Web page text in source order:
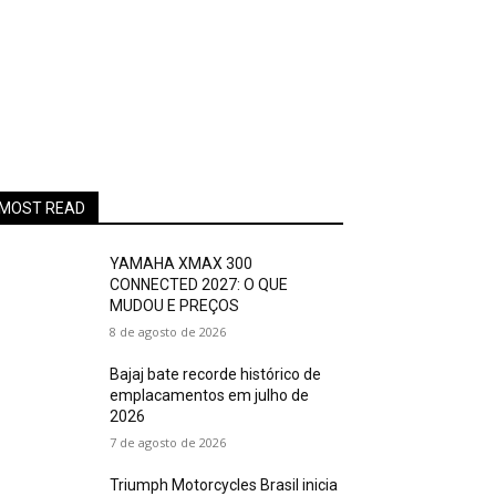
MOST READ
YAMAHA XMAX 300
CONNECTED 2027: O QUE
MUDOU E PREÇOS
8 de agosto de 2026
Bajaj bate recorde histórico de
emplacamentos em julho de
2026
7 de agosto de 2026
Triumph Motorcycles Brasil inicia